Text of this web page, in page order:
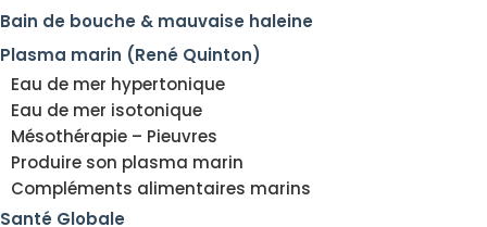
Bain de bouche & mauvaise haleine
Plasma marin (René Quinton)
Eau de mer hypertonique
Eau de mer isotonique
Mésothérapie – Pieuvres
Produire son plasma marin
Compléments alimentaires marins
Santé Globale